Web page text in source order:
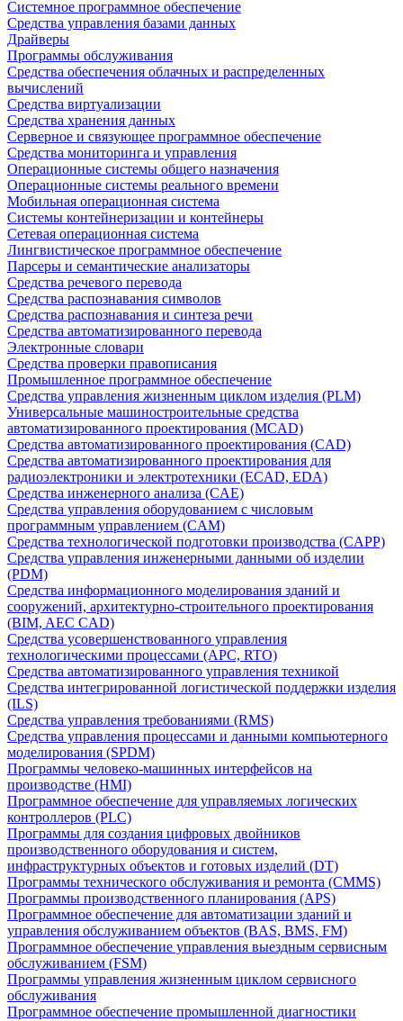
Системное программное обеспечение
Средства управления базами данных
Драйверы
Программы обслуживания
Средства обеспечения облачных и распределенных
вычислений
Средства виртуализации
Средства хранения данных
Серверное и связующее программное обеспечение
Средства мониторинга и управления
Операционные системы общего назначения
Операционные системы реального времени
Мобильная операционная система
Системы контейнеризации и контейнеры
Сетевая операционная система
Лингвистическое программное обеспечение
Парсеры и семантические анализаторы
Средства речевого перевода
Средства распознавания символов
Средства распознавания и синтеза речи
Средства автоматизированного перевода
Электронные словари
Средства проверки правописания
Промышленное программное обеспечение
Средства управления жизненным циклом изделия (PLM)
Универсальные машиностроительные средства
автоматизированного проектирования (MCAD)
Средства автоматизированного проектирования (CAD)
Средства автоматизированного проектирования для
радиоэлектроники и электротехники (ECAD, EDA)
Средства инженерного анализа (CAE)
Средства управления оборудованием с числовым
программным управлением (CAM)
Средства технологической подготовки производства (CAPP)
Средства управления инженерными данными об изделии
(PDM)
Средства информационного моделирования зданий и
сооружений, архитектурно-строительного проектирования
(BIM, AEC CAD)
Средства усовершенствованного управления
технологическими процессами (APC, RTO)
Средства автоматизированного управления техникой
Средства интегрированной логистической поддержки изделия
(ILS)
Средства управления требованиями (RMS)
Средства управления процессами и данными компьютерного
моделирования (SPDM)
Программы человеко-машинных интерфейсов на
производстве (HMI)
Программное обеспечение для управляемых логических
контроллеров (PLC)
Программы для создания цифровых двойников
производственного оборудования и систем,
инфраструктурных объектов и готовых изделий (DT)
Программы технического обслуживания и ремонта (CMMS)
Программы производственного планирования (APS)
Программное обеспечение для автоматизации зданий и
управления обслуживанием объектов (BAS, BMS, FM)
Программное обеспечение управления выездным сервисным
обслуживанием (FSM)
Программы управления жизненным циклом сервисного
обслуживания
Программное обеспечение промышленной диагностики